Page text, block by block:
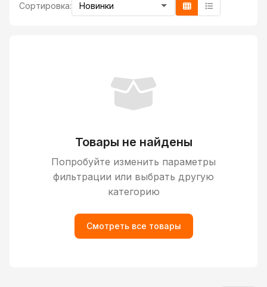
Сортировка:
Товары не найдены
Попробуйте изменить параметры
фильтрации или выбрать другую
категорию
Смотреть все товары